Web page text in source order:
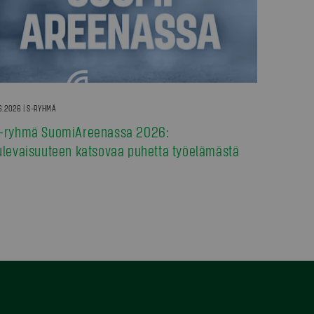
| S-RYHMÄ
ryhmä SuomiAreenassa 2026:
katsovaa puhetta työelämästä